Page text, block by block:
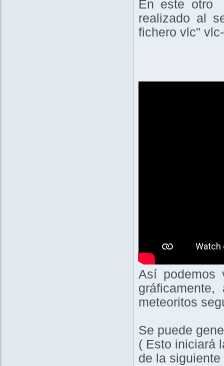
En este otro
realizado al
fichero vlc"
Así podemos
meteoritos
Se puede
( Esto iniciará
de la